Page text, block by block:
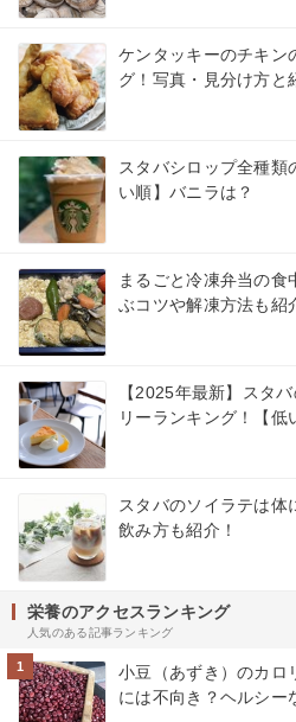
ケンタッキーのチキン
グ！写真・見分け方と
スタバシロップ全種類
い順】バニラは？
まるごと冷凍弁当の
ぶコツや解凍方法も紹
【2025年最新】スタ
リーランキング！【低
スタバのソイラテは体
飲み方も紹介！
栄養のアクセスランキング
人気のある記事ランキング
1
小豆（あずき）のカロ
には不向き？ヘルシー